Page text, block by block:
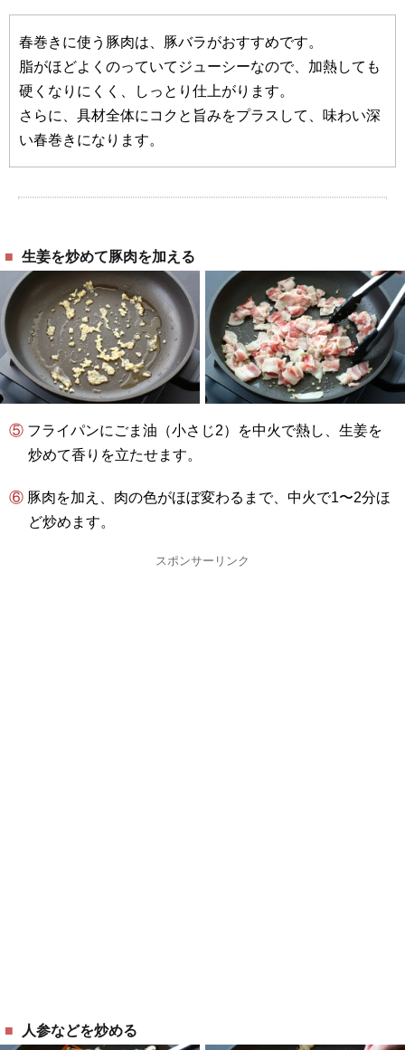
春巻きに使う豚肉は、豚バラがおすすめです。
脂がほどよくのっていてジューシーなので、加熱しても
硬くなりにくく、しっとり仕上がります。
さらに、具材全体にコクと旨みをプラスして、味わい深
い春巻きになります。
生姜を炒めて豚肉を加える
⑤ フライパンにごま油（小さじ2）を中火で熱し、生姜を
炒めて香りを立たせます。
⑥ 豚肉を加え、肉の色がほぼ変わるまで、中火で1〜2分ほ
ど炒めます。
スポンサーリンク
人参などを炒める